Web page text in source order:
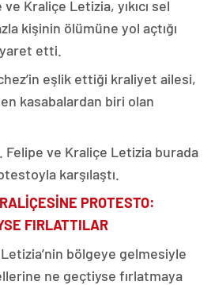
Kraliçe Letizia, yıkıcı sel
kişinin ölümüne yol açtığı
etti.
eşlik ettiği kraliyet ailesi,
kasabalardan biri olan
Felipe ve Kraliçe Letizia burada
karşılaştı.
PROTESTO:
FIRLATTILAR
bölgeye gelmesiyle
ne geçtiyse fırlatmaya